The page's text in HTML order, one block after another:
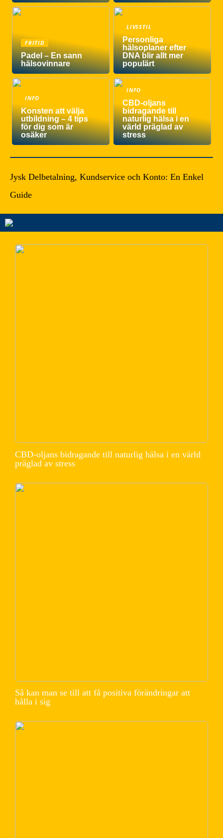
FRITID
Padel – En sann
hälsovinnare
LIVSSTIL
Personliga
hälsoplaner efter
DNA blir allt mer
populärt
INFO
Konsten att välja
utbildning – 4 tips
för dig som är
osäker
INFO
CBD-oljans
bidragande till
naturlig hälsa i en
värld präglad av
stress
Jysk Delbetalning, Kundservice och Konto: En Enkel
Guide
CBD-oljans bidragande till naturlig hälsa i en värld
präglad av stress
Så kan man se till att få positiva förändringar att
hålla i sig